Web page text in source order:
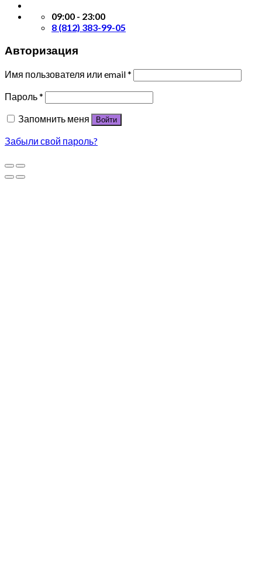
09:00 - 23:00
8 (812) 383-99-05
Авторизация
Имя пользователя или email*
Пароль*
Запомнить меня
Войти
Забыли свой пароль?